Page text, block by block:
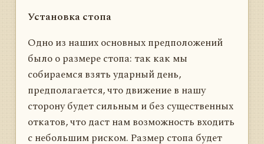
Установка стопа
Одно из наших основных предположений
было о размере стопа: так как мы
собираемся взять ударный день,
предполагается, что движение в нашу
сторону будет сильным и без существенных
откатов, что даст нам возможность входить
с небольшим риском. Размер стопа будет